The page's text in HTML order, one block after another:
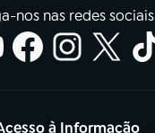
nos nas redes sociais
à Informação